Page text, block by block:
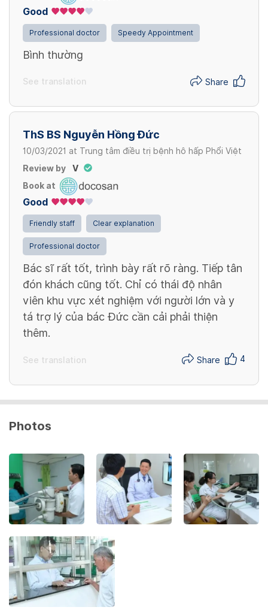
50,000 VND
Điều trị cấp cứu / Emergency treatment
100,000 VND
Good
Professional doctor Speedy Appointment
Bình thường
See translation Share
ThS BS Nguyễn Hồng Đức
10/03/2021 at Trung tâm điều trị bệnh hô hấp Phổi Việt
Review by
V
Book at
Good
Friendly staff Clear explanation
Professional doctor
Bác sĩ rất tốt, trình bày rất rõ ràng. Tiếp tân
đón khách cũng tốt. Chỉ có thái độ nhân
viên khu vực xét nghiệm với người lớn và y
tá trợ lý của bác Đức cần cải phải thiện
thêm.
See translation Share 4
Photos